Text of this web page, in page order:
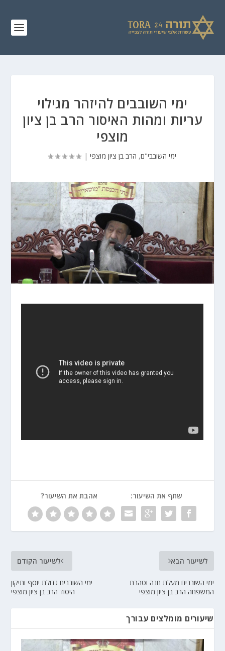
ימי השובבים להיזהר מגילוי
עריות ומהות האיסור הרב בן ציון
מוצפי
ימי השובבי"ם, הרב בן ציון מוצפי |
שתף את השיעור: אהבת את השיעור?
לשיעור הקודם
ימי השובבים גדולת יוסף ותיקון
היסוד הרב בן ציון מוצפי
לשיעור הבא
ימי השובבים מעלת חנה וטהרת
המשפחה הרב בן ציון מוצפי
שיעורים מומלצים עבורך